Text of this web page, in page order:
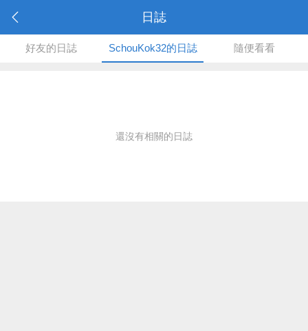
日誌
好友的日誌 SchouKok32的日誌 隨便看看
還沒有相關的日誌